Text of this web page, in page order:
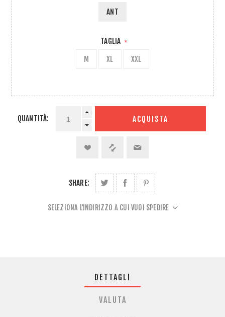
ANT
TAGLIA *
M XL XXL
QUANTITÀ: ACQUISTA
SHARE:
SELEZIONA L'INDIRIZZO A CUI VUOI SPEDIRE
DETTAGLI
VALUTA